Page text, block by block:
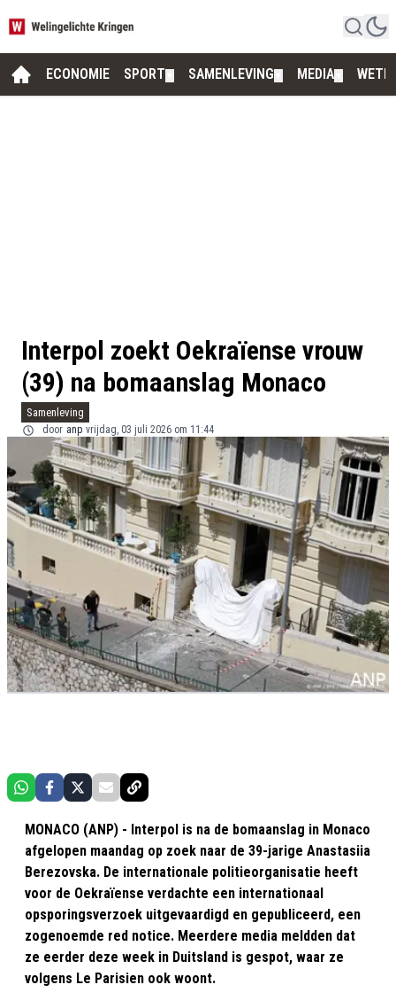
ECONOMIE SPORT SAMENLEVING MEDIA
Interpol zoekt Oekraïense vrouw
(39) na bomaanslag Monaco
Samenleving
door anp vrijdag, 03 juli 2026 om 11:44
MONACO (ANP) - Interpol is na de bomaanslag in Monaco
afgelopen maandag op zoek naar de 39-jarige Anastasiia
Berezovska. De internationale politieorganisatie heeft
voor de Oekraïense verdachte een internationaal
opsporingsverzoek uitgevaardigd en gepubliceerd, een
zogenoemde red notice. Meerdere media meldden dat
ze eerder deze week in Duitsland is gespot, waar ze
volgens Le Parisien ook woont.